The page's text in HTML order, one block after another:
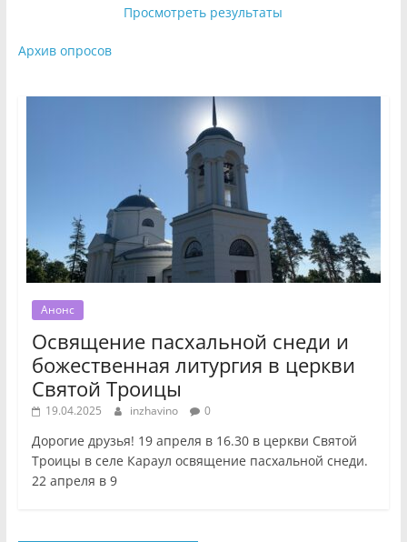
Просмотреть результаты
Архив опросов
Анонс
Освящение пасхальной снеди и
божественная литургия в церкви
Святой Троицы
19.04.2025 inzhavino 0
Дорогие друзья! 19 апреля в 16.30 в церкви Святой
Троицы в селе Караул освящение пасхальной снеди.
22 апреля в 9